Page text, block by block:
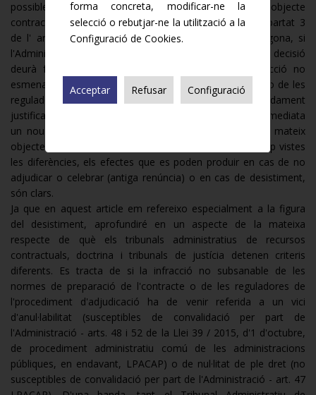
possible promoure una nova licitació amb idèntic objecte
contractual mentre subsisteixin les raons al·legades (apartat 3
de l' article 152 LCSP). En canvi, i en relació a la segona, si
l'Administració acorda desistir de el contracte, aquesta decisió
deurà fundar-se, tal com hem indicat, en una infracció no
esmenable de les normes de preparació de l'contracte o de les
reguladores de l'procediment d'adjudicació , també degudament
justificades en l'expedient i es podrà iniciar de forma immediata
un nou procediment de licitació que recaigui sobre el mateix
objecte (apartat 4 de el mateix article). Així doncs, un cop vistes
les diferències, els efectes que es poden produir en cas de no
adjudicar o celebrar (antiga renúncia) o en cas de desistiment,
són clars.
Ja que en aquest article em refereixo especialment a la figura
del desistiment, aprofundiré en un aspecte de la mateixa
respecte de què els tribunals administratius de recursos
contractuals, doctrina i tribunals de justícia detenen criteris
diferents. Es tracta de si la infracció no subsanable de les
normes de preparació de l'contracte o de les reguladores de
l'procediment d'adjudicació ha de venir referida a un vici
d'anul·labilitat (susceptibles de convalidació per part de
l'Administració - arts. 48 i 52 de la Llei 39 / 2015, d'1 d'octubre,
de procediment administratiu comú de les administracions
públiques, en endavant, LPACAP) o de nul·litat de ple dret (no
susceptibles de convalidació per part de l'Administració - art. 47
forma concreta, modificar-ne la
selecció o rebutjar-ne la utilització a la
Configuració de Cookies.
Acceptar Refusar Configuració